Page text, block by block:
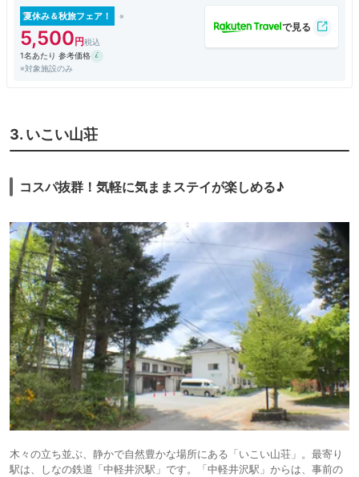
夏休み＆秋旅フェア！
5,500
1名あたり 参考価格
※対象施設のみ
3. いこい山荘
コスパ抜群！気軽に気ままステイが楽しめる♪
木々の立ち並ぶ、静かで自然豊かな場所にある「いこい山荘」。最寄り
駅は、しなの鉄道「中軽井沢駅」です。「中軽井沢駅」からは、事前の